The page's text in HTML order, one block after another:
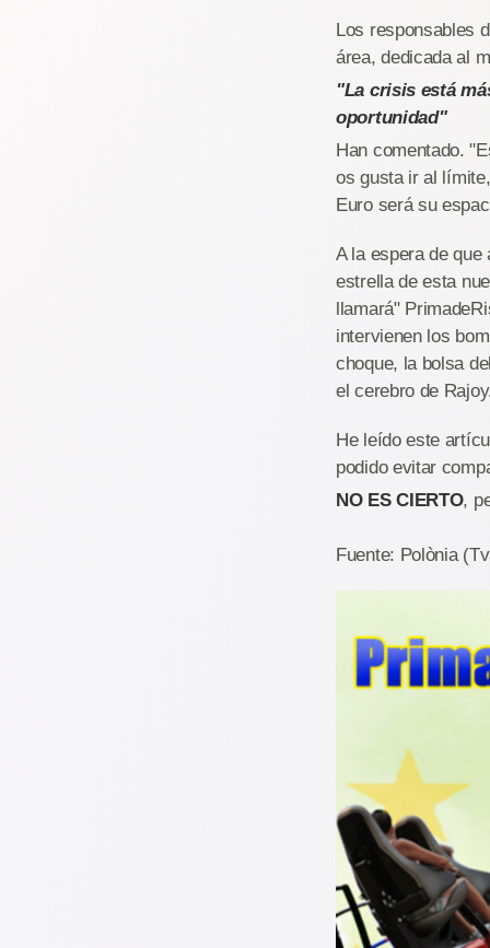
Los responsables
área, dedicada al
"La crisis está
oportunidad"
Han comentado.
os gusta ir al
Euro será su
A la espera de
estrella de esta
llamará"
intervienen los
choque, la bolsa
el cerebro de
He leído este
podido evitar
NO ES CIERTO,
Fuente: Polònia